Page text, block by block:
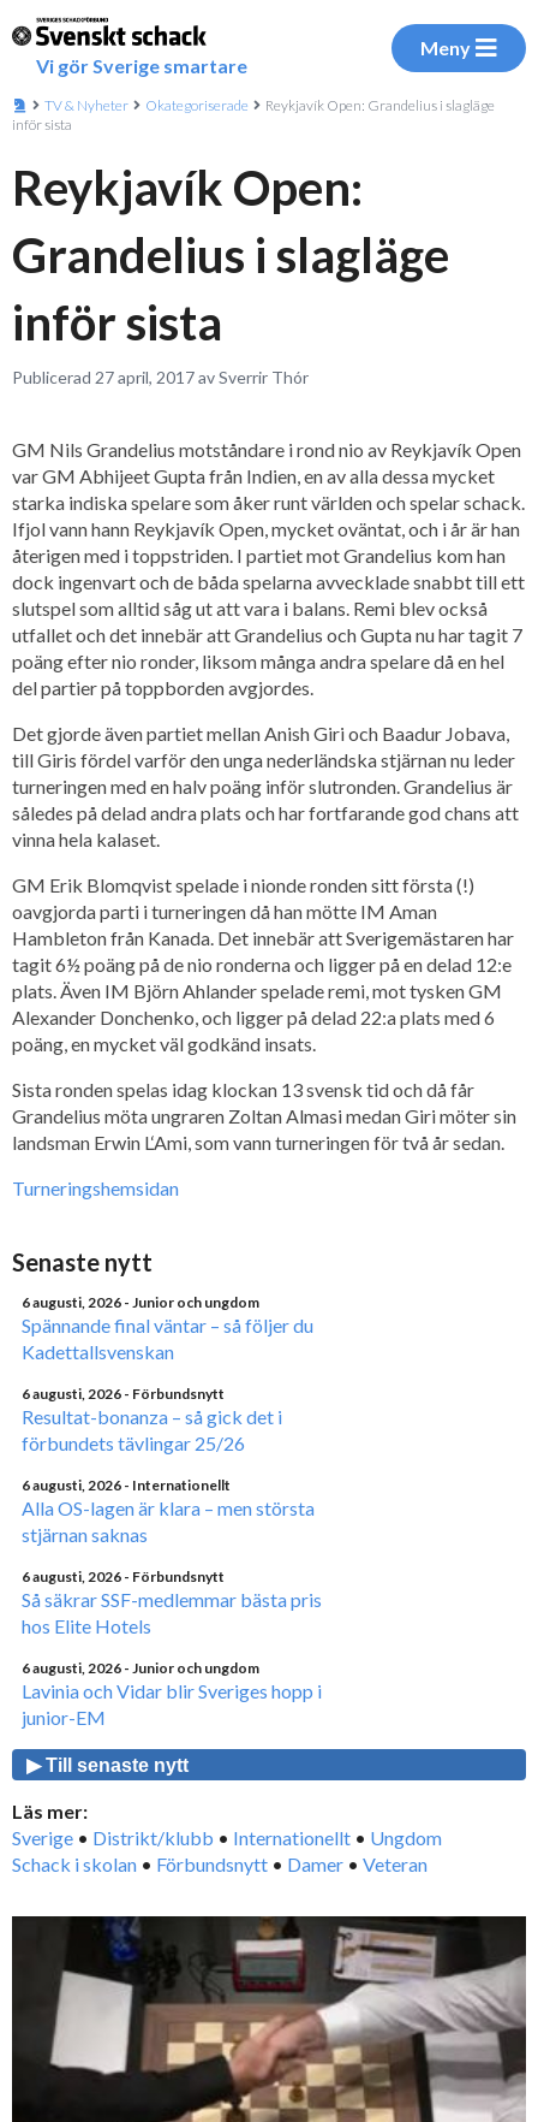
Vi gör Sverige smartare
Meny
TV & Nyheter Okategoriserade
Reykjavík Open: Grandelius i slagläge
inför sista
Reykjavík Open:
Grandelius i slagläge
inför sista
Publicerad 27 april, 2017 av Sverrir Thór
GM Nils Grandelius motståndare i rond nio av Reykjavík Open
var GM Abhijeet Gupta från Indien, en av alla dessa mycket
starka indiska spelare som åker runt världen och spelar schack.
Ifjol vann hann Reykjavík Open, mycket oväntat, och i år är han
återigen med i toppstriden. I partiet mot Grandelius kom han
dock ingenvart och de båda spelarna avvecklade snabbt till ett
slutspel som alltid såg ut att vara i balans. Remi blev också
utfallet och det innebär att Grandelius och Gupta nu har tagit 7
poäng efter nio ronder, liksom många andra spelare då en hel
del partier på toppborden avgjordes.
Det gjorde även partiet mellan Anish Giri och Baadur Jobava,
till Giris fördel varför den unga nederländska stjärnan nu leder
turneringen med en halv poäng inför slutronden. Grandelius är
således på delad andra plats och har fortfarande god chans att
vinna hela kalaset.
GM Erik Blomqvist spelade i nionde ronden sitt första (!)
oavgjorda parti i turneringen då han mötte IM Aman
Hambleton från Kanada. Det innebär att Sverigemästaren har
tagit 6½ poäng på de nio ronderna och ligger på en delad 12:e
plats. Även IM Björn Ahlander spelade remi, mot tysken GM
Alexander Donchenko, och ligger på delad 22:a plats med 6
poäng, en mycket väl godkänd insats.
Sista ronden spelas idag klockan 13 svensk tid och då får
Grandelius möta ungraren Zoltan Almasi medan Giri möter sin
landsman Erwin L‘Ami, som vann turneringen för två år sedan.
Turneringshemsidan
Senaste nytt
6 augusti, 2026 - Junior och ungdom
Spännande final väntar – så följer du
Kadettallsvenskan
6 augusti, 2026 - Förbundsnytt
Resultat-bonanza – så gick det i
förbundets tävlingar 25/26
6 augusti, 2026 - Internationellt
Alla OS-lagen är klara – men största
stjärnan saknas
6 augusti, 2026 - Förbundsnytt
Så säkrar SSF-medlemmar bästa pris
hos Elite Hotels
6 augusti, 2026 - Junior och ungdom
Lavinia och Vidar blir Sveriges hopp i
junior-EM
▶ Till senaste nytt
Läs mer:
Sverige • Distrikt/klubb • Internationellt • Ungdom
Schack i skolan • Förbundsnytt • Damer • Veteran